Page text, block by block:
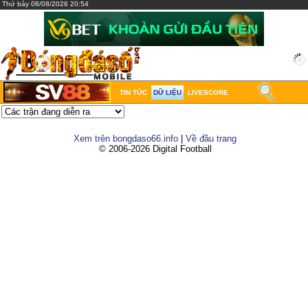
Thứ bảy 08/08/2026 20:54
TIN TỨC DỮ LIỆU LIVESCORE
Xem trên bongdaso66.info
Về đầu trang
© 2006-2026 Digital Football